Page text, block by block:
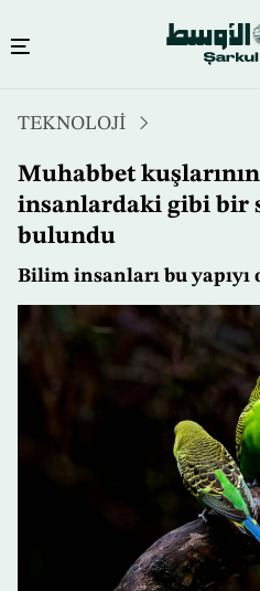
atla
TEKNOLOJİ
Muhabbet
insanlardaki gibi bir
bulundu
Bilim insanları bu yapıyı